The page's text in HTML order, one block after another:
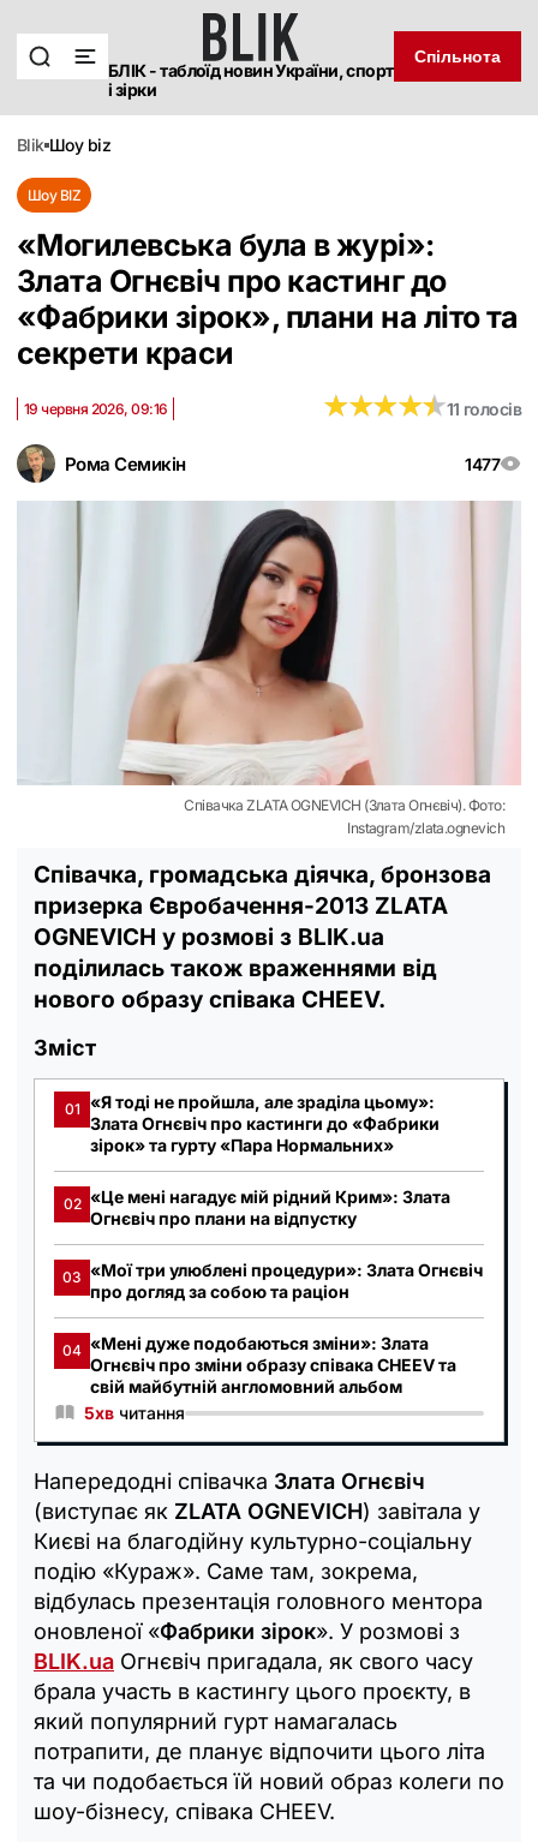
БЛІК - таблоїд новин України, спорт
і зірки
Спільнота
blik шоу biz
Шоу BIZ
«Могилевська була в журі»:
Злата Огнєвіч про кастинг до
«Фабрики зірок», плани на літо та
секрети краси
Рома Семикін 1477
19 червня 2026, 09:16 ★★★★★
★★★★★11 голосів
Співачка ZLATA OGNEVICH (Злата Огнєвіч). Фото:
Instagram/zlata.ognevich
Співачка, громадська діячка, бронзова
призерка Євробачення-2013 ZLATA
OGNEVICH у розмові з BLIK.ua
поділилась також враженнями від
нового образу співака CHEEV.
Зміст
01 «Я тоді не пройшла, але зраділа цьому»:
Злата Огнєвіч про кастинги до «Фабрики
зірок» та гурту «Пара Нормальних»
02 «Це мені нагадує мій рідний Крим»: Злата
Огнєвіч про плани на відпустку
03 «Мої три улюблені процедури»: Злата Огнєвіч
про догляд за собою та раціон
04 «Мені дуже подобаються зміни»: Злата
Огнєвіч про зміни образу співака CHEEV та
свій майбутній англомовний альбом
5хв читання
Напередодні співачка Злата Огнєвіч
(виступає як ZLATA OGNEVICH) завітала у
Києві на благодійну культурно-соціальну
подію «Кураж». Саме там, зокрема,
відбулась презентація головного ментора
оновленої «Фабрики зірок». У розмові з
BLIK.ua Огнєвіч пригадала, як свого часу
брала участь в кастингу цього проєкту, в
який популярний гурт намагалась
потрапити, де планує відпочити цього літа
та чи подобається їй новий образ колеги по
шоу-бізнесу, співака CHEEV.